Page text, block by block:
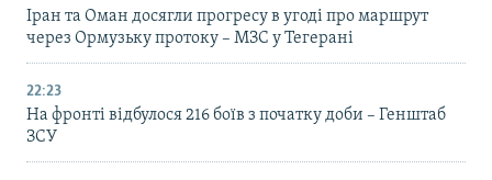
Іран та Оман досягли прогресу в угоді про маршрут
через Ормузьку протоку – МЗС у Тегерані
22:23
На фронті відбулося 216 боїв з початку доби – Генштаб
ЗСУ